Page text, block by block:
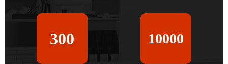
300 10000